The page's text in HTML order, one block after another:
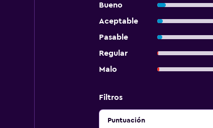
Bueno
Aceptable
Pasable
Regular
Malo
Filtros
Puntuación